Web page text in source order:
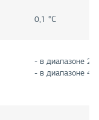
0,1 °С
- в диапазоне
- в диапазоне